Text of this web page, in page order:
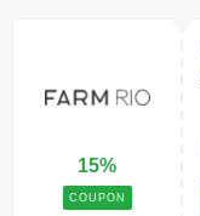
15%
COUPON